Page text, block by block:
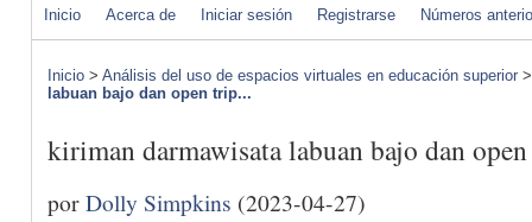
Inicio Acerca de Iniciar sesión Registrarse Números
Inicio > Análisis del uso de espacios virtuales en educación superior
labuan bajo dan open trip...
kiriman darmawisata labuan bajo dan
porDolly Simpkins (2023-04-27)